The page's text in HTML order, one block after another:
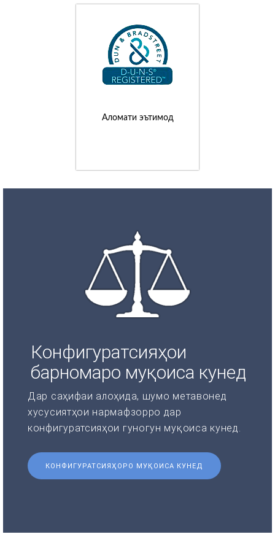
Аломати эътимод
Конфигуратсияҳои
барномаро муқоиса кунед
Дар саҳифаи алоҳида, шумо метавонед
хусусиятҳои нармафзорро дар
конфигуратсияҳои гуногун муқоиса кунед.
КОНФИГУРАТСИЯҲОРО МУҚОИСА КУНЕД